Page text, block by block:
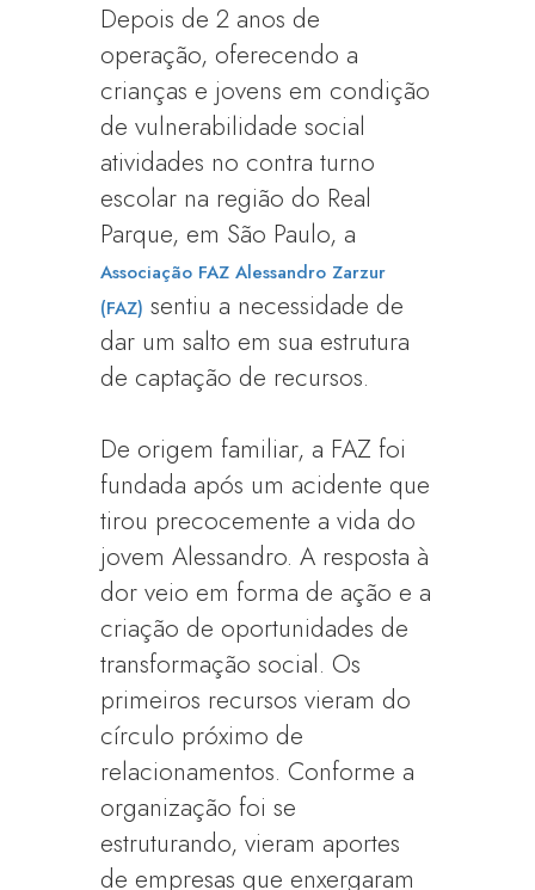
Depois de 2 anos de
operação, oferecendo a
crianças e jovens em condição
de vulnerabilidade social
atividades no contra turno
escolar na região do Real
Parque, em São Paulo, a
Associação FAZ Alessandro Zarzur
(FAZ) sentiu a necessidade de
dar um salto em sua estrutura
de captação de recursos.
De origem familiar, a FAZ foi
fundada após um acidente que
tirou precocemente a vida do
jovem Alessandro. A resposta à
dor veio em forma de ação e a
criação de oportunidades de
transformação social. Os
primeiros recursos vieram do
círculo próximo de
relacionamentos. Conforme a
organização foi se
estruturando, vieram aportes
de empresas que enxergaram